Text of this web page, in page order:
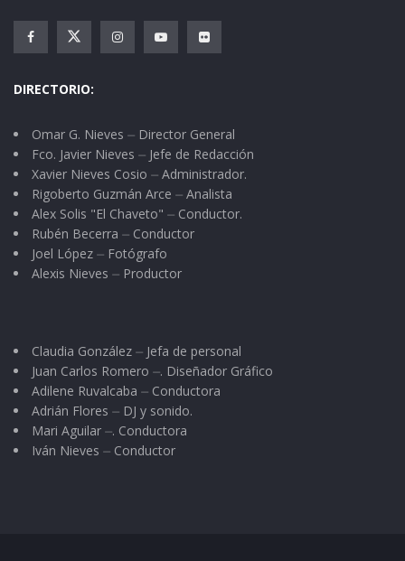
DIRECTORIO:
Omar G. Nieves ⏤ Director General
Fco. Javier Nieves ⏤ Jefe de Redacción
Xavier Nieves Cosio ⏤ Administrador.
Rigoberto Guzmán Arce ⏤ Analista
Alex Solis "El Chaveto" ⏤ Conductor.
Rubén Becerra ⏤ Conductor
Joel López ⏤ Fotógrafo
Alexis Nieves ⏤ Productor
Claudia González ⏤ Jefa de personal
Juan Carlos Romero ⏤. Diseñador Gráfico
Adilene Ruvalcaba ⏤ Conductora
Adrián Flores ⏤ DJ y sonido.
Mari Aguilar ⏤. Conductora
Iván Nieves ⏤ Conductor